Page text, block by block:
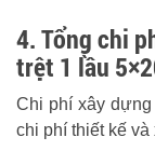
4. Tổng chi
trệt 1 lầu
Chi phí xây
chi phí thiết kế